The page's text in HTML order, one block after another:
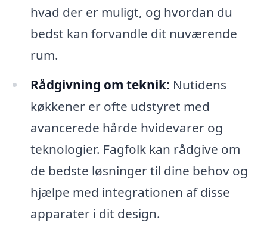
hvad der er muligt, og hvordan du
bedst kan forvandle dit nuværende
rum.
Rådgivning om teknik: Nutidens
køkkener er ofte udstyret med
avancerede hårde hvidevarer og
teknologier. Fagfolk kan rådgive om
de bedste løsninger til dine behov og
hjælpe med integrationen af disse
apparater i dit design.